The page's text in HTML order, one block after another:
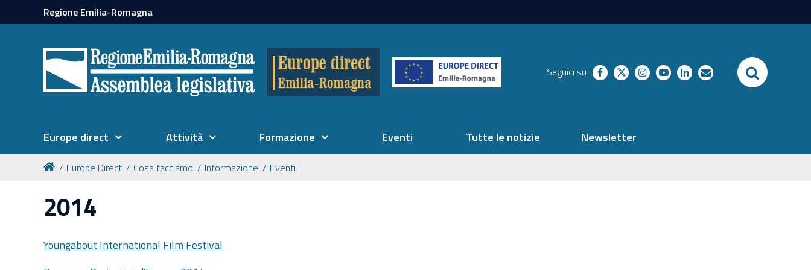
Regione Emilia-Romagna
Seguici su facebooktwitterinstagram
youtubelinkedinrichieste SEARCH
Europe direct Attività Formazione Eventi Tutte le notizie Newsletter
Europe Direct Cosa facciamo Informazione Eventi
2014
Youngabout International Film Festival